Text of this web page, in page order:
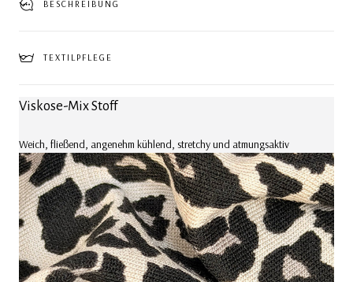
BESCHREIBUNG
TEXTILPFLEGE
Viskose-Mix Stoff
Weich, fließend, angenehm kühlend, stretchy und atmungsaktiv